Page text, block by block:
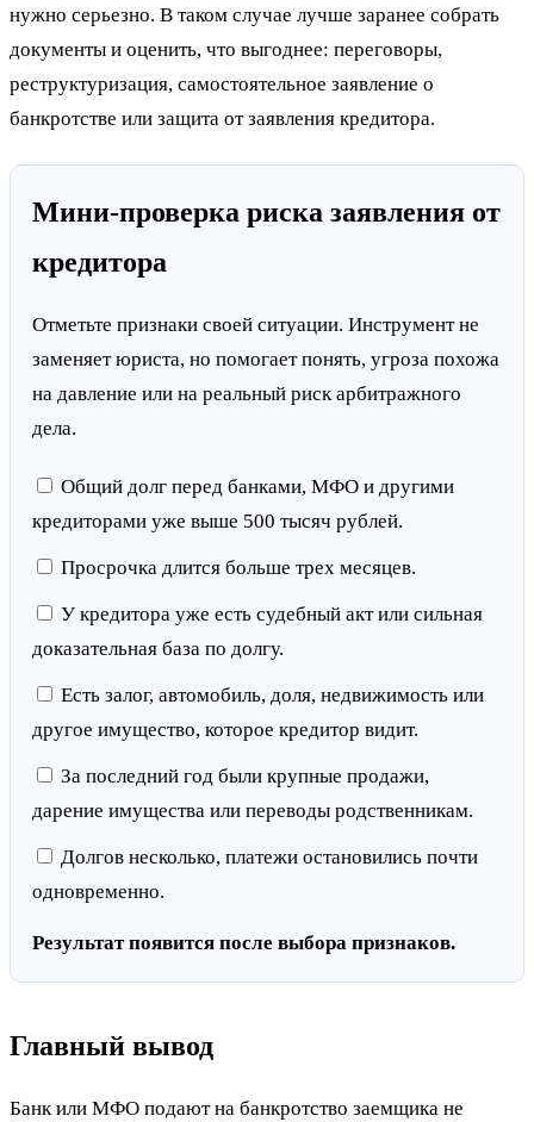
нужно серьезно. В таком случае лучше заранее собрать
документы и оценить, что выгоднее: переговоры,
реструктуризация, самостоятельное заявление о
банкротстве или защита от заявления кредитора.
Мини-проверка риска заявления от
кредитора
Отметьте признаки своей ситуации. Инструмент не
заменяет юриста, но помогает понять, угроза похожа
на давление или на реальный риск арбитражного
дела.
Общий долг перед банками, МФО и другими
кредиторами уже выше 500 тысяч рублей.
Просрочка длится больше трех месяцев.
У кредитора уже есть судебный акт или сильная
доказательная база по долгу.
Есть залог, автомобиль, доля, недвижимость или
другое имущество, которое кредитор видит.
За последний год были крупные продажи,
дарение имущества или переводы родственникам.
Долгов несколько, платежи остановились почти
одновременно.
Результат появится после выбора признаков.
Главный вывод
Банк или МФО подают на банкротство заемщика не